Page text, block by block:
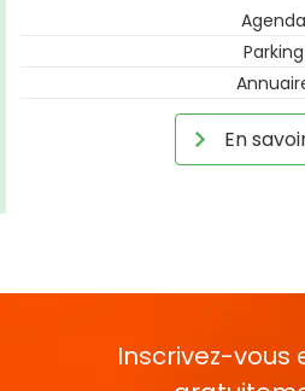
Agenda
Parking
En
Inscrivez-vous